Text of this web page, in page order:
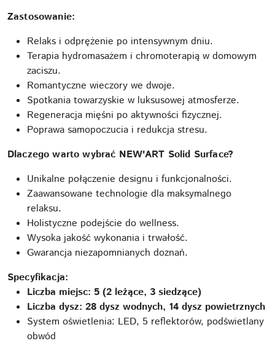
Zastosowanie:
Relaks i odprężenie po intensywnym dniu.
Terapia hydromasażem i chromoterapią w domowym
zaciszu.
Romantyczne wieczory we dwoje.
Spotkania towarzyskie w luksusowej atmosferze.
Regeneracja mięśni po aktywności fizycznej.
Poprawa samopoczucia i redukcja stresu.
Dlaczego warto wybrać NEW'ART Solid Surface?
Unikalne połączenie designu i funkcjonalności.
Zaawansowane technologie dla maksymalnego
relaksu.
Holistyczne podejście do wellness.
Wysoka jakość wykonania i trwałość.
Gwarancja niezapomnianych doznań.
Specyfikacja:
Liczba miejsc: 5 (2 leżące, 3 siedzące)
Liczba dysz: 28 dysz wodnych, 14 dysz powietrznych
System oświetlenia: LED, 5 reflektorów, podświetlany
obwód